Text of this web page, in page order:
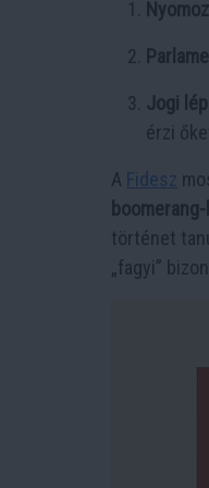
Jogi
érzi
A Fidesz
történet
„fagyi”